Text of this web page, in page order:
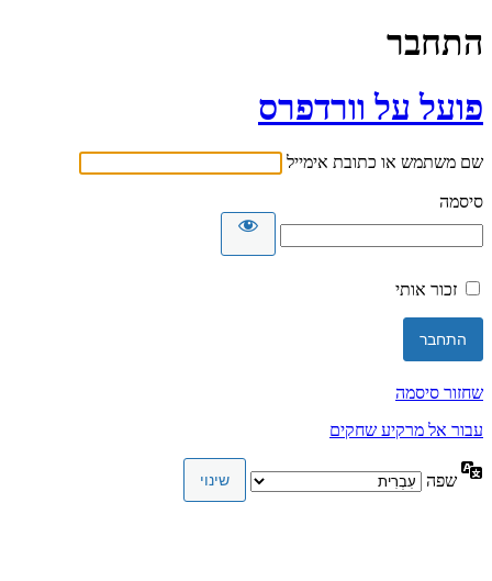
התחבר
פועל על וורדפרס
שם משתמש או כתובת אימייל
סיסמה
זכור אותי
שחזור סיסמה
עבור אל מרקיע שחקים
שפה